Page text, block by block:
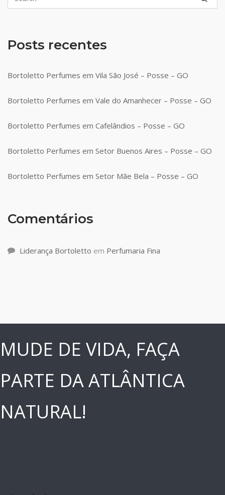
Posts recentes
Bortoletto Perfumes em Vila São José – Posse – GO
Bortoletto Perfumes em Vale do Amanhecer – Posse – GO
Bortoletto Perfumes em Cafelândios – Posse – GO
Bortoletto Perfumes em Setor Buenos Aires – Posse – GO
Bortoletto Perfumes em Setor Mãe Bela – Posse – GO
Comentários
Liderança Bortoletto em Perfumaria Fina
MUDE DE VIDA, FAÇA
PARTE DA ATLÂNTICA
NATURAL!